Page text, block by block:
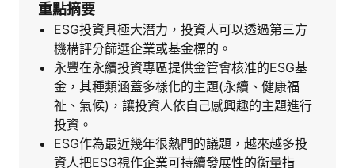
重點摘要
ESG投資具極大潛力，投資人可以透過第三方
機構評分篩選企業或基金標的。
永豐在永續投資專區提供金管會核准的ESG基
金，其種類涵蓋多樣化的主題(永續、健康福
祉、氣候)，讓投資人依自己感興趣的主題進行
投資。
ESG作為最近幾年很熱門的議題，越來越多投
資人把ESG視作企業可持續發展性的衡量指